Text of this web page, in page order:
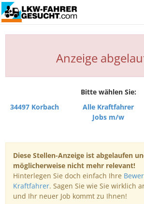
Anzeige
Bitte wählen Sie:
34497 Korbach
Alle Kraftfahrer
Jobs m/w
Diese Stellen-Anzeige ist abgelaufen
möglicherweise nicht mehr relevant!
Hinterlegen Sie doch einfach Ihre
Kraftfahrer. Sagen Sie wie Sie wirklich
und Ihr neuer Job kommt zu Ihnen!